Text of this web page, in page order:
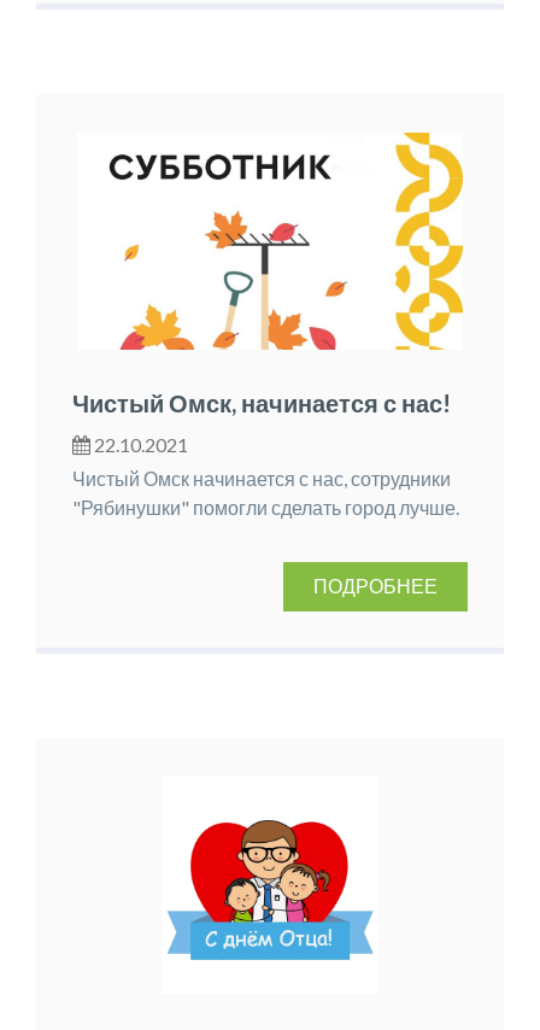
Чистый Омск, начинается с нас!
22.10.2021
Чистый Омск начинается с нас, сотрудники
"Рябинушки" помогли сделать город лучше.
ПОДРОБНЕЕ